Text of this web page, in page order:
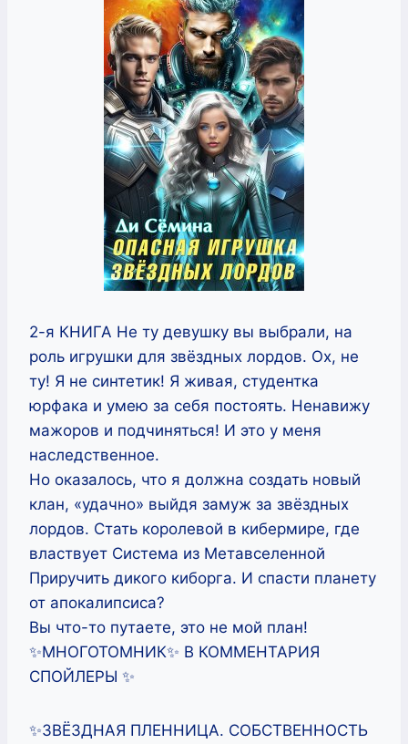
2-я КНИГА Не ту девушку вы выбрали, на
роль игрушки для звёздных лордов. Ох, не
ту! Я не синтетик! Я живая, студентка
юрфака и умею за себя постоять. Ненавижу
мажоров и подчиняться! И это у меня
наследственное.
Но оказалось, что я должна создать новый
клан, «удачно» выйдя замуж за звёздных
лордов. Стать королевой в кибермире, где
властвует Система из Метавселенной
Приручить дикого киборга. И спасти планету
от апокалипсиса?
Вы что-то путаете, это не мой план!
✨МНОГОТОМНИК✨ В КОММЕНТАРИЯ
СПОЙЛЕРЫ ✨
✨ЗВЁЗДНАЯ ПЛЕННИЦА. СОБСТВЕННОСТЬ